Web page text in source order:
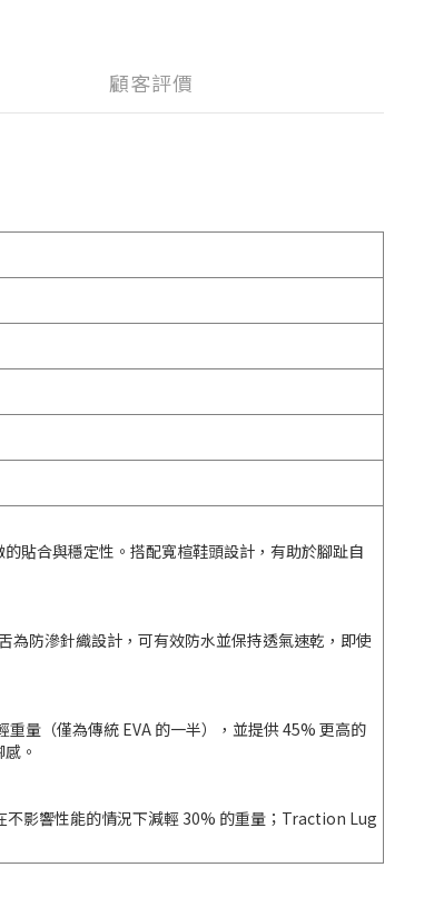
顧客評價
貼合與穩定性。搭配寬楦鞋頭設計，有助於腳趾自
為防滲針織設計，可有效防水並保持透氣速乾，即使
量（僅為傳統 EVA 的一半），並提供 45% 更高的
。
影響性能的情況下減輕 30% 的重量；Traction Lug